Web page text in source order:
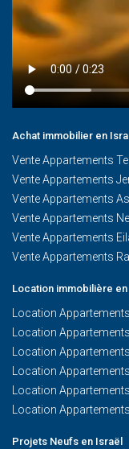
Achat immobilier en
Vente Appartements
Vente Appartements
Vente Appartements
Vente Appartements
Vente Appartements
Vente Appartements
Location immobilière en
Location
Location
Location
Location
Location
Location
Projets Neufs en Israël